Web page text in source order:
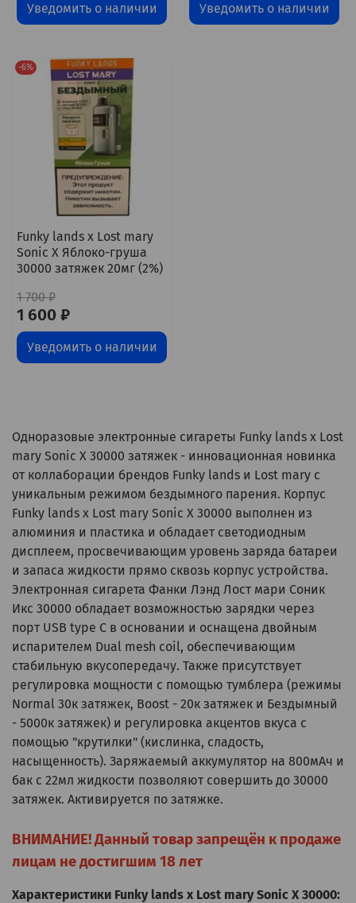
Уведомить о наличии Уведомить о наличии
-6%
Funky lands x Lost mary
Sonic X Яблоко-груша
30000 затяжек 20мг (2%)
1 700 ₽
1 600 ₽
Уведомить о наличии
Одноразовые электронные сигареты Funky lands x Lost
mary Sonic X 30000 затяжек - инновационная новинка
от коллаборации брендов Funky lands и Lost mary с
уникальным режимом бездымного парения. Корпус
Funky lands x Lost mary Sonic X 30000 выполнен из
алюминия и пластика и обладает светодиодным
дисплеем, просвечивающим уровень заряда батареи
и запаса жидкости прямо сквозь корпус устройства.
Электронная сигарета Фанки Лэнд Лост мари Соник
Икс 30000 обладает возможностью зарядки через
порт USB type C в основании и оснащена двойным
испарителем Dual mesh coil, обеспечивающим
стабильную вкусопередачу. Также присутствует
регулировка мощности с помощью тумблера (режимы
Normal 30к затяжек, Boost - 20к затяжек и Бездымный
- 5000к затяжек) и регулировка акцентов вкуса с
помощью "крутилки" (кислинка, сладость,
насыщенность). Заряжаемый аккумулятор на 800мАч и
бак c 22мл жидкости позволяют совершить до 30000
затяжек. Активируется по затяжке.
ВНИМАНИЕ! Данный товар запрещён к продаже
лицам не достигшим 18 лет
Характеристики Funky lands x Lost mary Sonic X 30000: